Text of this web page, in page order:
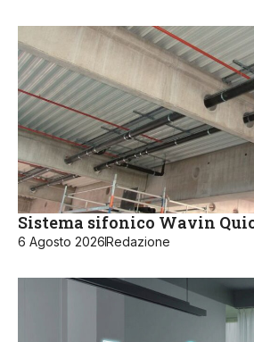
Sistema sifonico Wavin
6 Agosto 2026Redazione